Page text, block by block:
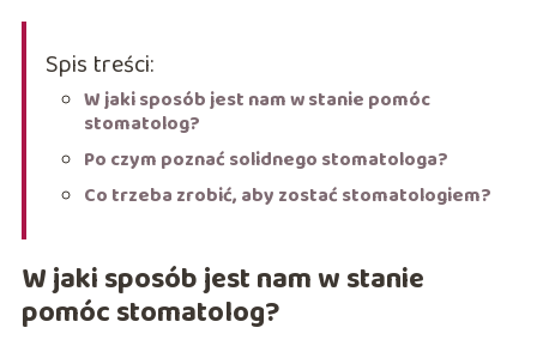
Spis treści:
W jaki sposób jest nam w stanie pomóc
stomatolog?
Po czym poznać solidnego stomatologa?
Co trzeba zrobić, aby zostać stomatologiem?
W jaki sposób jest nam w stanie
pomóc stomatolog?